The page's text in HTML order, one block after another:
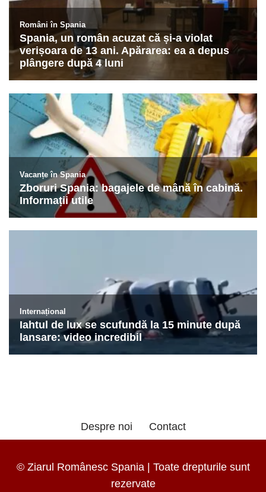
Despre noi Contact
© Ziarul Românesc Spania | Toate drepturile sunt
rezervate